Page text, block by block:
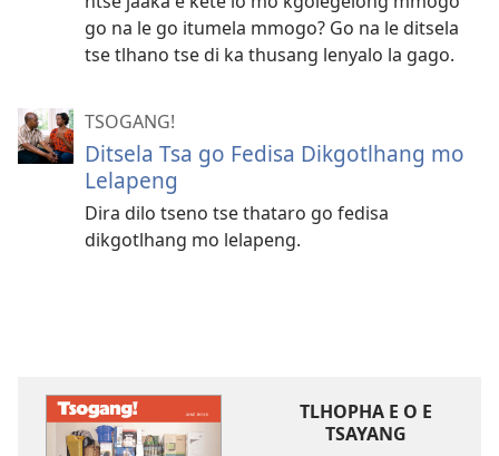
go na le go itumela mmogo? Go na le ditsela
tse tlhano tse di ka thusang lenyalo la gago.
TSOGANG!
Ditsela Tsa go Fedisa Dikgotlhang mo
Lelapeng
Dira dilo tseno tse thataro go fedisa
dikgotlhang mo lelapeng.
TLHOPHA E O E
TSAYANG